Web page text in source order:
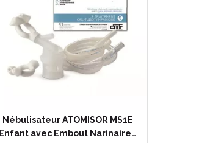
Nébulisateur ATOMISOR MS1E
Enfant avec Embout Narinaire…